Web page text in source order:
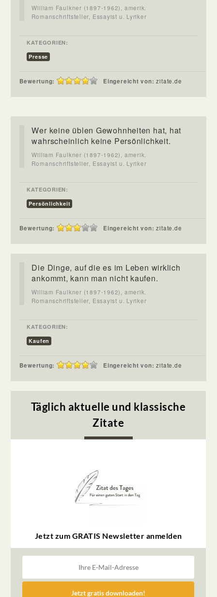
William Faulkner (1897-1962), amerik.
Romanschriftsteller, Essayist u. Lyriker
KATEGORIEN:
Presse
Bewertung: Eingereicht von:zitate.de
Wer keine üblen Gewohnheiten hat, hat
wahrscheinlich keine Persönlichkeit.
William Faulkner (1897-1962), amerik.
Romanschriftsteller, Essayist u. Lyriker
KATEGORIEN:
Persönlichkeit
Bewertung: Eingereicht von:zitate.de
Die Dinge, auf die es im Leben wirklich
ankommt, kann man nicht kaufen.
William Faulkner (1897-1962), amerik.
Romanschriftsteller, Essayist u. Lyriker
KATEGORIEN:
Kaufen
Bewertung: Eingereicht von:zitate.de